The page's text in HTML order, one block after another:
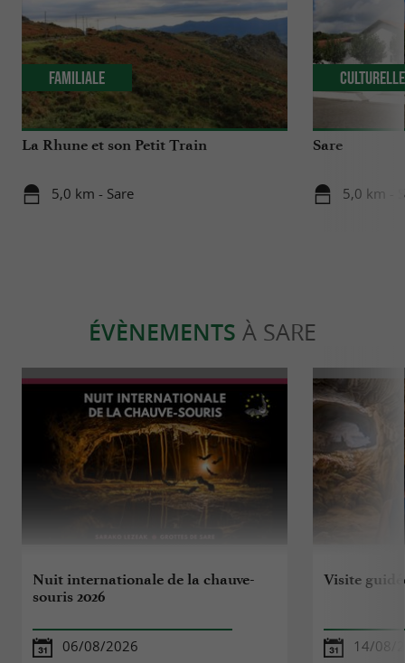
La Rhune et son Petit Train
5,0 km - Sare
Familiale
Sare
5,0 km -
Culturelle
ÉVÈNEMENTS À SARE
Nuit internationale de la chauve-
souris 2026
06/08/2026
Visite
14/08/